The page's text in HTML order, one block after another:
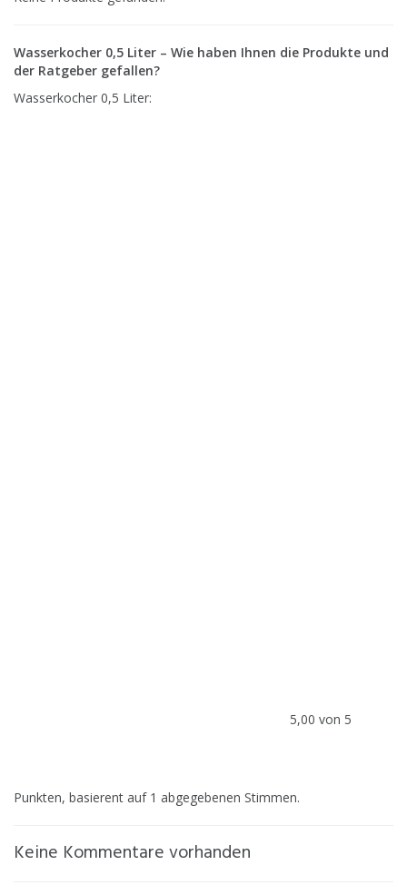
Wasserkocher 0,5 Liter – Wie haben Ihnen die Produkte und
der Ratgeber gefallen?
Wasserkocher 0,5 Liter:
5,00 von 5
Punkten, basierent auf 1 abgegebenen Stimmen.
Keine Kommentare vorhanden